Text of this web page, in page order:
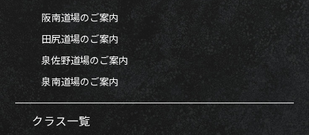
阪南道場のご案内
田尻道場のご案内
泉佐野道場のご案内
泉南道場のご案内
クラス一覧